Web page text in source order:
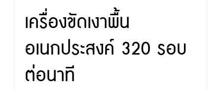
เครื่องขัดเงาพื้น
อเนกประสงค์ 320 รอบ
ต่อนาที